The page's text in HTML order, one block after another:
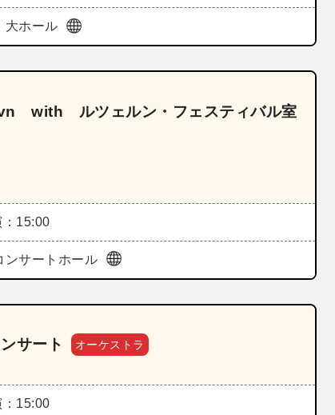
大ホール
with ルツェルン・フェスティバル室
：15:00
ンサートホール
サート オーケストラ
：15:00